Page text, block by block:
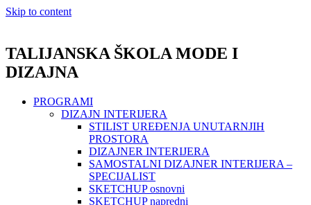
Skip to content
TALIJANSKA ŠKOLA MODE I
DIZAJNA
PROGRAMI
DIZAJN INTERIJERA
STILIST UREĐENJA UNUTARNJIH
PROSTORA
DIZAJNER INTERIJERA
SAMOSTALNI DIZAJNER INTERIJERA –
SPECIJALIST
SKETCHUP osnovni
SKETCHUP napredni